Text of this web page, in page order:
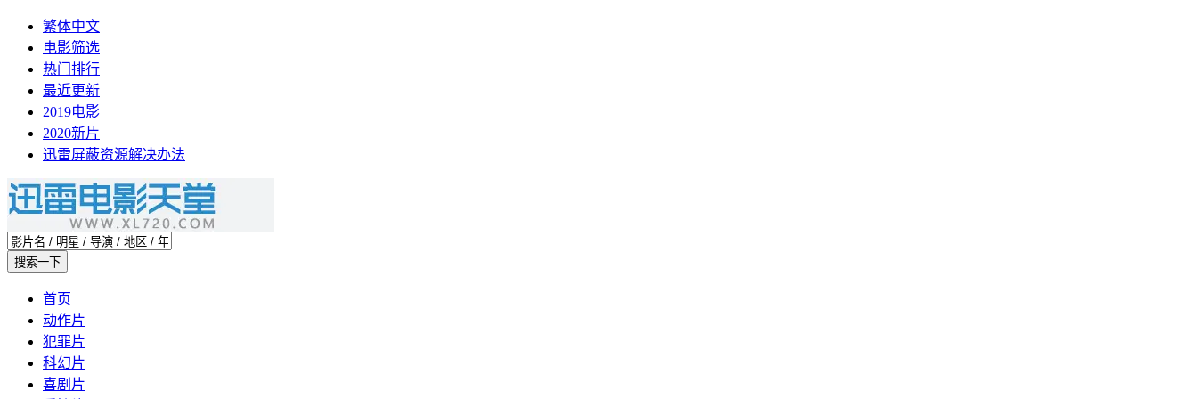
繁体中文
电影筛选
热门排行
最近更新
2019电影
2020新片
迅雷屏蔽资源解决办法
首页
动作片
犯罪片
科幻片
喜剧片